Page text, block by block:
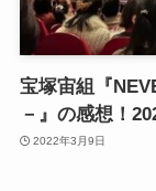
宝塚宙組『
－』の感想！
2022年3月9日